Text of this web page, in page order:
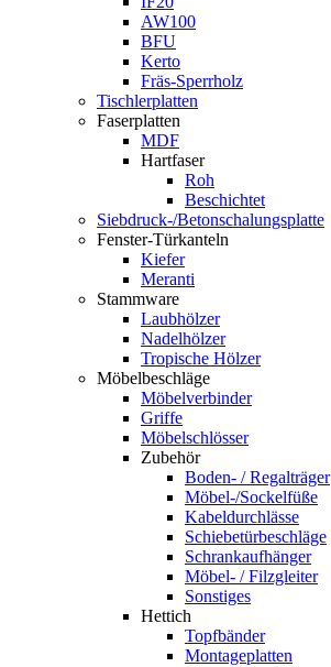
AW100
BFU
Kerto
Fräs-Sperrholz
Tischlerplatten
Faserplatten
MDF
Hartfaser
Roh
Beschichtet
Siebdruck-/Betonschalungsplatte
Fenster-Türkanteln
Kiefer
Meranti
Stammware
Laubhölzer
Nadelhölzer
Tropische Hölzer
Möbelbeschläge
Möbelverbinder
Griffe
Möbelschlösser
Zubehör
Boden- / Regalträger
Möbel-/Sockelfüße
Kabeldurchlässe
Schiebetürbeschläge
Schrankaufhänger
Möbel- / Filzgleiter
Sonstiges
Hettich
Topfbänder
Montageplatten